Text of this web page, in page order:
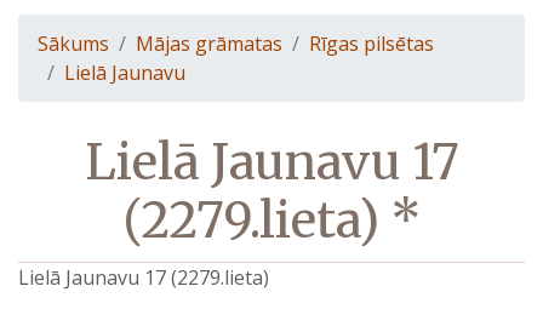
Sākums Mājas grāmatas
Rīgas pilsētas
Lielā Jaunavu
Lielā Jaunavu 17
(2279.lieta) *
Lielā Jaunavu 17 (2279.lieta)